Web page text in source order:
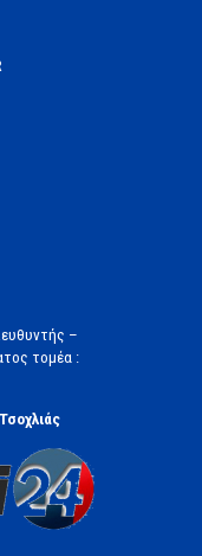
–
τομέα :